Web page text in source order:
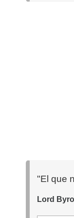
"El que
Lord